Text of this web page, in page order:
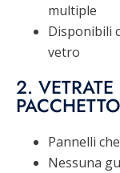
multiple
Disponibili
vetro
2.
PACCHETTO
Pannelli
Nessuna